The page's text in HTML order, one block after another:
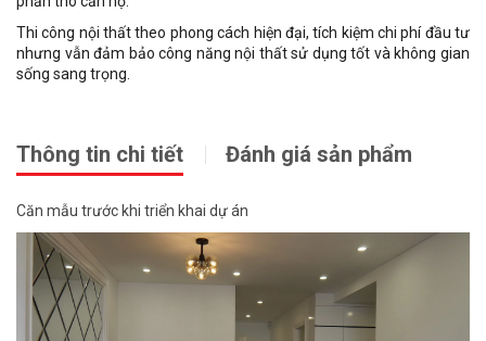
Thi công nội thất theo phong cách hiện đại, tích kiệm chi phí đầu tư
nhưng vẫn đảm bảo công năng nội thất sử dụng tốt và không gian
sống sang trọng.
Thông tin chi tiết Đánh giá sản phẩm
Căn mẫu trước khi triển khai dự án